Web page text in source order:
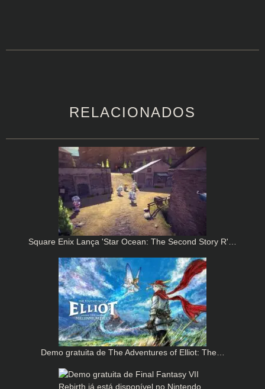
RELACIONADOS
Square Enix Lança 'Star Ocean: The Second Story R'…
Demo gratuita de The Adventures of Elliot: The…